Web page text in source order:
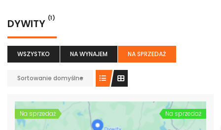
DYWITY (1)
WSZYSTKO NA WYNAJEM NA SPRZEDAŻ
Sortowanie domyślne
Na sprzedaż Na sprzedaż